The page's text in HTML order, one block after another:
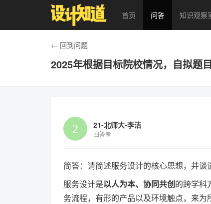
首页 问答 知识观察
← 回到问题
2025年根据目标院校情况，自拟题目
21-北师大-李洁
回答者
简答：请简述服务设计的核心思想，并谈
服务设计是以人为本、协同共创的跨学科
务流程，有形的产品以及环境触点，来